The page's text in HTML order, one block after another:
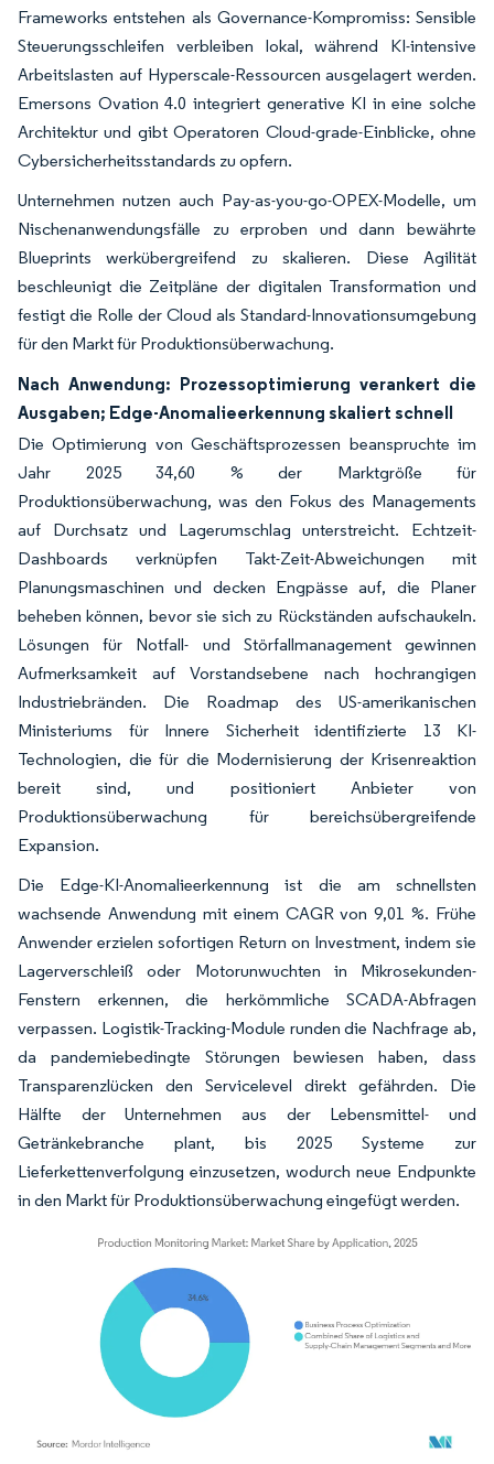
Frameworks entstehen als Governance-Kompromiss: Sensible
Steuerungsschleifen verbleiben lokal, während KI-intensive
Arbeitslasten auf Hyperscale-Ressourcen ausgelagert werden.
Emersons Ovation 4.0 integriert generative KI in eine solche
Architektur und gibt Operatoren Cloud-grade-Einblicke, ohne
Cybersicherheitsstandards zu opfern.
Unternehmen nutzen auch Pay-as-you-go-OPEX-Modelle, um
Nischenanwendungsfälle zu erproben und dann bewährte
Blueprints werkübergreifend zu skalieren. Diese Agilität
beschleunigt die Zeitpläne der digitalen Transformation und
festigt die Rolle der Cloud als Standard-Innovationsumgebung
für den Markt für Produktionsüberwachung.
Nach Anwendung: Prozessoptimierung verankert die
Ausgaben; Edge-Anomalieerkennung skaliert schnell
Die Optimierung von Geschäftsprozessen beanspruchte im
Jahr 2025 34,60 % der Marktgröße für
Produktionsüberwachung, was den Fokus des Managements
auf Durchsatz und Lagerumschlag unterstreicht. Echtzeit-
Dashboards verknüpfen Takt-Zeit-Abweichungen mit
Planungsmaschinen und decken Engpässe auf, die Planer
beheben können, bevor sie sich zu Rückständen aufschaukeln.
Lösungen für Notfall- und Störfallmanagement gewinnen
Aufmerksamkeit auf Vorstandsebene nach hochrangigen
Industriebränden. Die Roadmap des US-amerikanischen
Ministeriums für Innere Sicherheit identifizierte 13 KI-
Technologien, die für die Modernisierung der Krisenreaktion
bereit sind, und positioniert Anbieter von
Produktionsüberwachung für bereichsübergreifende
Expansion.
Die Edge-KI-Anomalieerkennung ist die am schnellsten
wachsende Anwendung mit einem CAGR von 9,01 %. Frühe
Anwender erzielen sofortigen Return on Investment, indem sie
Lagerverschleiß oder Motorunwuchten in Mikrosekunden-
Fenstern erkennen, die herkömmliche SCADA-Abfragen
verpassen. Logistik-Tracking-Module runden die Nachfrage ab,
da pandemiebedingte Störungen bewiesen haben, dass
Transparenzlücken den Servicelevel direkt gefährden. Die
Hälfte der Unternehmen aus der Lebensmittel- und
Getränkebranche plant, bis 2025 Systeme zur
Lieferkettenverfolgung einzusetzen, wodurch neue Endpunkte
in den Markt für Produktionsüberwachung eingefügt werden.